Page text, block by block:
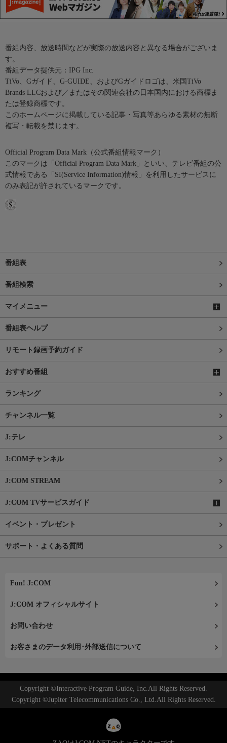
番組内容、放送時間などが実際の放送内容と異なる場合がございま
す。
番組データ提供元：IPG Inc.
TiVo、Gガイド、G-GUIDE、およびGガイドロゴは、米国TiVo
Brands LLCおよび／またはその関連会社の日本国内における商標ま
たは登録商標です。
このホームページに掲載している記事・写真等あらゆる素材の無断
複写・転載を禁じます。
Official Program Data Mark（公式番組情報マーク）
このマークは「Official Program Data Mark」といい、テレビ番組の公
式情報である「SI(Service Information)情報」を利用したサービスに
のみ表記が許されているマークです。
番組表
番組検索
マイメニュー
番組表ヘルプ
リモート録画予約ガイド
おすすめ番組
ランキング
チャンネル一覧
J:テレ
J:COMチャンネル
J:COM STREAM
J:COM TVサービスガイド
イベント・プレゼント
サポート・よくある質問
Fun! J:COM
J:COM オフィシャルサイト
お問い合わせ
お客さまのデータ利用･外部送信について
Copyright ©Interactive Program Guide, Inc.All Rights Reserved.
Copyright ©Jupiter Telecommunications Co., Ltd.All Rights Reserved.